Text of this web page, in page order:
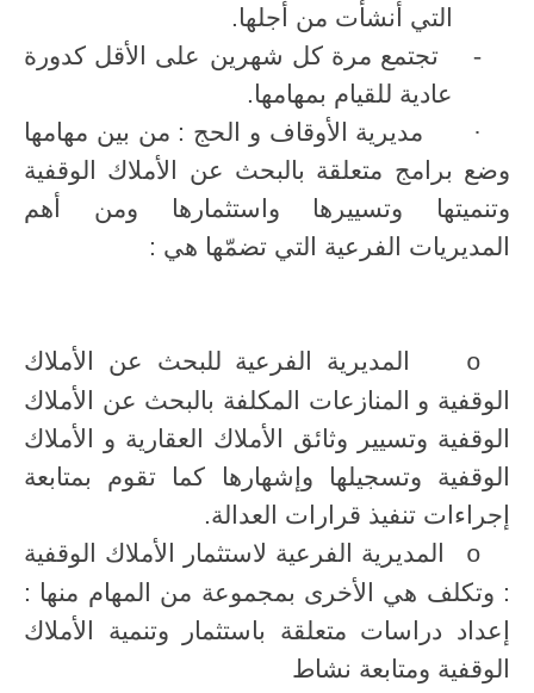
التي أنشأت من أجلها.
-
تجتمع مرة كل شهرين على الأقل كدورة
عادية للقيام بمهامها.
·
مديرية الأوقاف و الحج : من بين مهامها
وضع برامج متعلقة بالبحث عن الأملاك الوقفية
وتنميتها وتسييرها واستثمارها ومن أهم
المديريات الفرعية التي تضمّها هي :
o
المديرية الفرعية للبحث عن الأملاك
الوقفية و المنازعات المكلفة بالبحث عن الأملاك
الوقفية وتسيير وثائق الأملاك العقارية و الأملاك
الوقفية وتسجيلها وإشهارها كما تقوم بمتابعة
إجراءات تنفيذ قرارات العدالة.
o
المديرية الفرعية لاستثمار الأملاك الوقفية
: وتكلف هي الأخرى بمجموعة من المهام منها :
إعداد دراسات متعلقة باستثمار وتنمية الأملاك
الوقفية ومتابعة نشاط